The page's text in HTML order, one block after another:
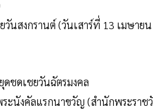
วันสงกรานต์ (วันเสาร์ที่ 13 เมษา
ชดเชยวันฉัตรมงคล
ะนังคัลแรกนาขวัญ (สำนักพระราช